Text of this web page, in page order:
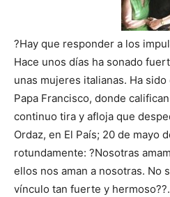
?Hay que responder a los
Hace unos días ha sonado
unas mujeres italianas. Ha
Papa Francisco, donde
continuo tira y afloja que
Ordaz, en El País; 20 de mayo
rotundamente: ?Nosotras
ellos nos aman a nosotras. No
vínculo tan fuerte y